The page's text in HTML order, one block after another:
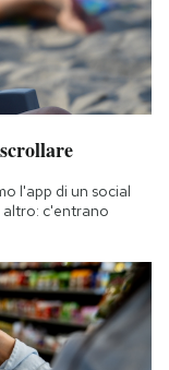
l'app di un social
altro: c'entrano